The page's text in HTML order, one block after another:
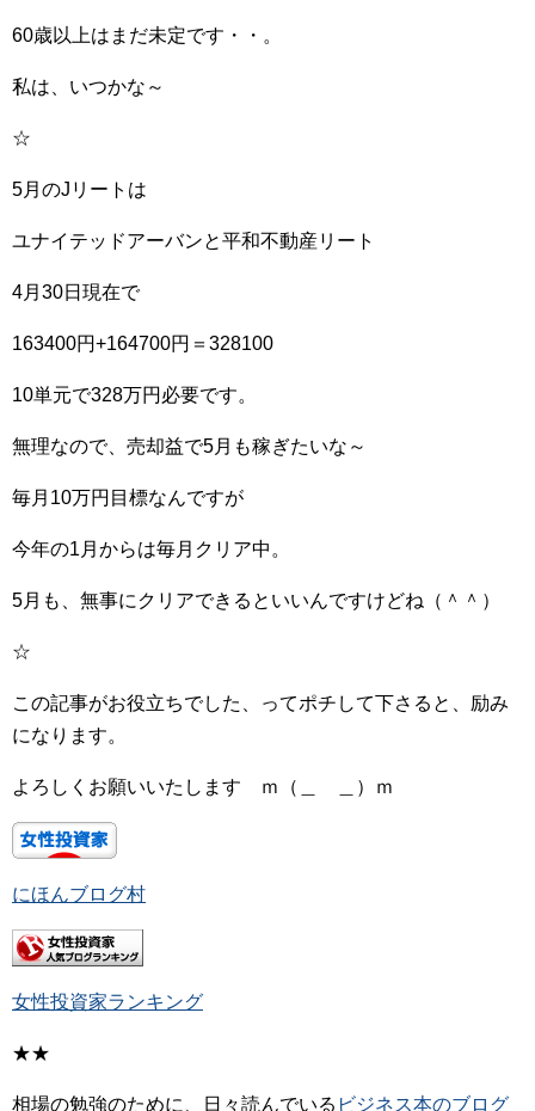
60歳以上はまだ未定です・・。
私は、いつかな～
☆
5月のJリートは
ユナイテッドアーバンと平和不動産リート
4月30日現在で
163400円+164700円＝328100
10単元で328万円必要です。
無理なので、売却益で5月も稼ぎたいな～
毎月10万円目標なんですが
今年の1月からは毎月クリア中。
5月も、無事にクリアできるといいんですけどね（＾＾）
☆
この記事がお役立ちでした、ってポチして下さると、励み
になります。
よろしくお願いいたします ｍ（＿ ＿）ｍ
にほんブログ村
女性投資家ランキング
★★
相場の勉強のために、日々読んでいる ビジネス本のブログ